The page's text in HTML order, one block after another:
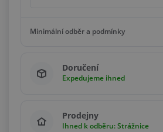
Minimální odběr a podmínky
25,00 m
Násobky 25,00 m
Doručení
Expedujeme ihned
Prodejny
Ihned k odběru: Strážnice